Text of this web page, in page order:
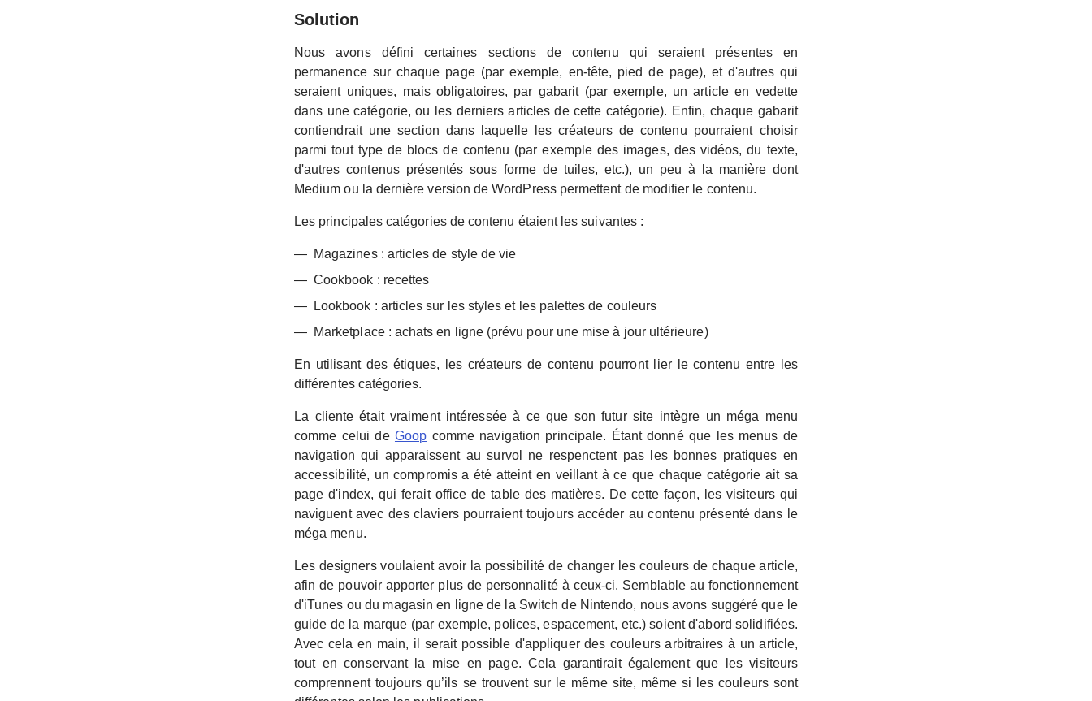
Solution
Nous avons défini certaines sections de contenu qui seraient présentes en
permanence sur chaque page (par exemple, en-tête, pied de page), et d'autres qui
seraient uniques, mais obligatoires, par gabarit (par exemple, un article en vedette
dans une catégorie, ou les derniers articles de cette catégorie). Enfin, chaque gabarit
contiendrait une section dans laquelle les créateurs de contenu pourraient choisir
parmi tout type de blocs de contenu (par exemple des images, des vidéos, du texte,
d'autres contenus présentés sous forme de tuiles, etc.), un peu à la manière dont
Medium ou la dernière version de WordPress permettent de modifier le contenu.
Les principales catégories de contenu étaient les suivantes :
Magazines : articles de style de vie
Cookbook : recettes
Lookbook : articles sur les styles et les palettes de couleurs
Marketplace : achats en ligne (prévu pour une mise à jour ultérieure)
En utilisant des étiques, les créateurs de contenu pourront lier le contenu entre les
différentes catégories.
La cliente était vraiment intéressée à ce que son futur site intègre un méga menu
comme celui de Goop comme navigation principale. Étant donné que les menus de
navigation qui apparaissent au survol ne respenctent pas les bonnes pratiques en
accessibilité, un compromis a été atteint en veillant à ce que chaque catégorie ait sa
page d'index, qui ferait office de table des matières. De cette façon, les visiteurs qui
naviguent avec des claviers pourraient toujours accéder au contenu présenté dans le
méga menu.
Les designers voulaient avoir la possibilité de changer les couleurs de chaque article,
afin de pouvoir apporter plus de personnalité à ceux-ci. Semblable au fonctionnement
d'iTunes ou du magasin en ligne de la Switch de Nintendo, nous avons suggéré que le
guide de la marque (par exemple, polices, espacement, etc.) soient d'abord solidifiées.
Avec cela en main, il serait possible d'appliquer des couleurs arbitraires à un article,
tout en conservant la mise en page. Cela garantirait également que les visiteurs
comprennent toujours qu’ils se trouvent sur le même site, même si les couleurs sont